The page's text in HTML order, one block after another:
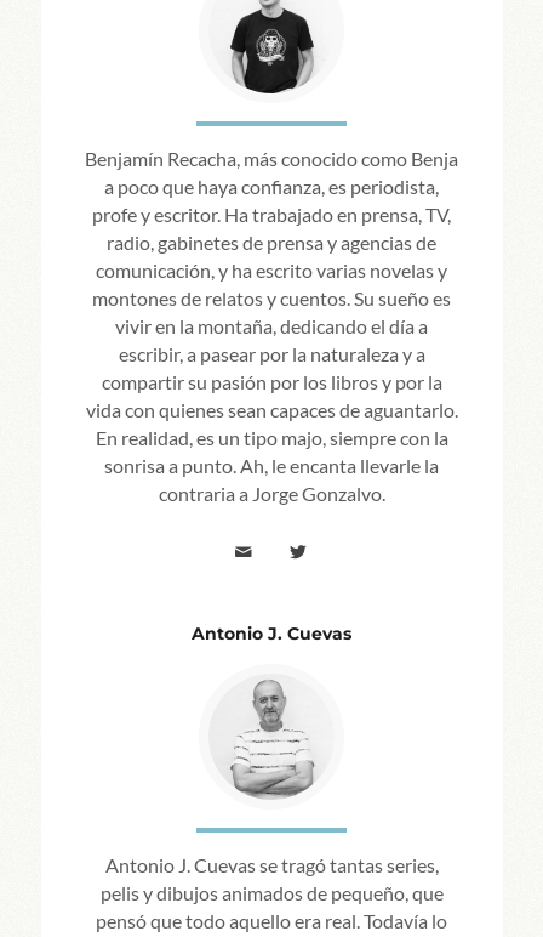
Benjamín Recacha, más conocido como Benja
a poco que haya confianza, es periodista,
profe y escritor. Ha trabajado en prensa, TV,
radio, gabinetes de prensa y agencias de
comunicación, y ha escrito varias novelas y
montones de relatos y cuentos. Su sueño es
vivir en la montaña, dedicando el día a
escribir, a pasear por la naturaleza y a
compartir su pasión por los libros y por la
vida con quienes sean capaces de aguantarlo.
En realidad, es un tipo majo, siempre con la
sonrisa a punto. Ah, le encanta llevarle la
contraria a Jorge Gonzalvo.
Antonio J. Cuevas
Antonio J. Cuevas se tragó tantas series,
pelis y dibujos animados de pequeño, que
pensó que todo aquello era real. Todavía lo